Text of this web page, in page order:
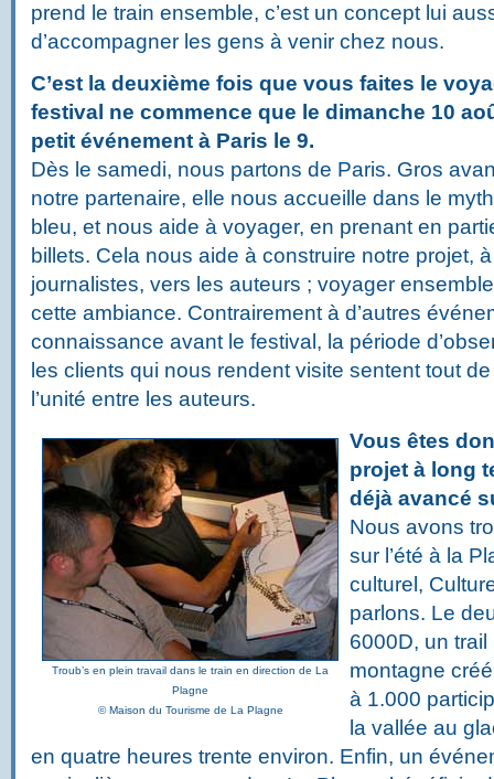
prend le train ensemble, c’est un concept lui
d’accompagner les gens à venir chez nous.
C’est la deuxième fois que vous faites le
festival ne commence que le dimanche 10
petit événement à Paris le 9.
Dès le samedi, nous partons de Paris. Gros
notre partenaire, elle nous accueille dans le
bleu, et nous aide à voyager, en prenant en
billets. Cela nous aide à construire notre projet,
journalistes, vers les auteurs ; voyager
cette ambiance. Contrairement à d’autres
connaissance avant le festival, la période
les clients qui nous rendent visite sentent tout
l’unité entre les auteurs.
Troub’s en plein travail dans le train en direction de La
Plagne
© Maison du Tourisme de La Plagne
Vous êtes
projet à long
déjà avancé
Nous avons
sur l’été à la
culturel,
parlons. Le
6000D, un
montagne
à 1.000
la vallée au
en quatre heures trente environ. Enfin, un